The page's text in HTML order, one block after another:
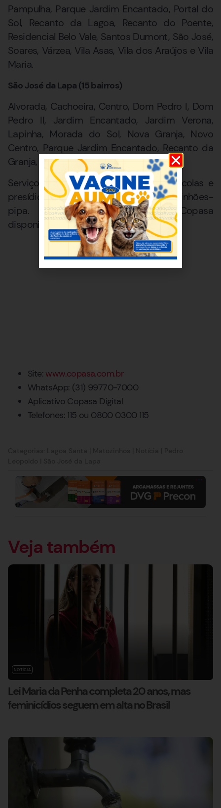
Pampulha, Parque Jardim Encantado, Portal do
Sol, Recanto da Lagoa, Recanto do Poente,
Residencial Belo Vale, Santos Dumont, São José,
Soares, Várzea, Vila Asas, Vila dos Araújos e Vila
Maria.
São José da Lapa (15 bairros)
Alvorada, Cachoeira, Centro, Dom Pedro I, Dom
Pedro II, Jardim Encantado, Jardim Verona,
Lapinha, Morada do Sol, Nova Granja, Novo
Centro, Parque Jardim Encantado, Recanto da
Granja, São Benedito e São Geraldo.
Serviços essenciais como hospitais, escolas e
presídios serão abastecidos por caminhões-
pipa. Para mais informações, a Copasa
disponibiliza canais de atendimento 24h:
Site: www.copasa.com.br
WhatsApp: (31) 99770-7000
Aplicativo Copasa Digital
Telefones: 115 ou 0800 0300 115
Veja também
NOTÍCIA
Lei Maria da Penha completa 20 anos, mas
feminicídios seguem em alta no Brasil